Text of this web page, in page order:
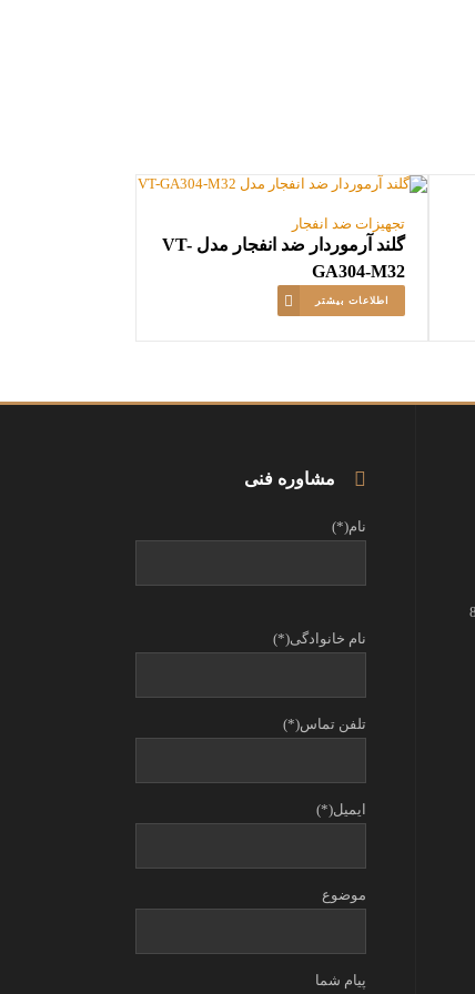
تجهیزات ضد انفجار
گلند آرموردار ضد انفجار مدل VT-
GA304-M32
اطلاعات بیشتر
مشاوره فنی
نام(*)
نام خانوادگی(*)
تلفن تماس(*)
ایمیل(*)
موضوع
پیام شما